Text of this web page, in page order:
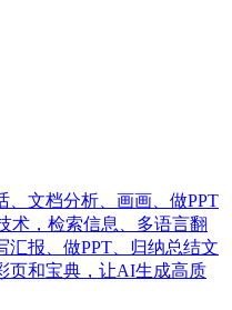
、文档分析、画画、做PPT
术，检索信息、多语言翻
报、做PPT、归纳总结文
页和宝典，让AI生成高质